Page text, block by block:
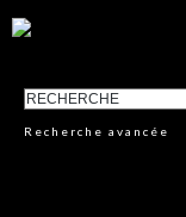
Recherche avancée